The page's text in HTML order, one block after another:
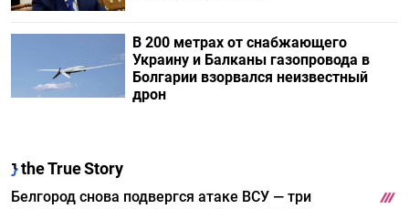
В 200 метрах от снабжающего
Украину и Балканы газопровода в
Болгарии взорвался неизвестный
дрон